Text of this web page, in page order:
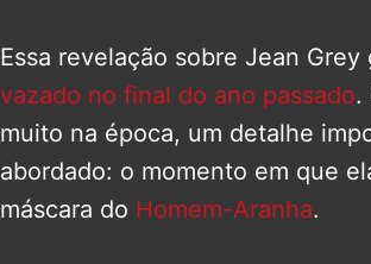
Essa revelação sobre Jean
vazado no final do ano passado.
muito na época, um detalhe
abordado: o momento em que
máscara do Homem-Aranha.